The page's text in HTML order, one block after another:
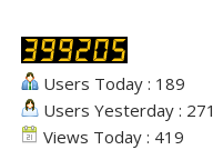
Users Today : 189
Users Yesterday : 271
Views Today : 419